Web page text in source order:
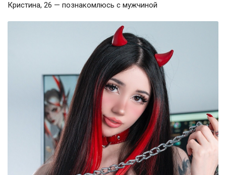
Кристина, 26 — познакомлюсь с мужчиной